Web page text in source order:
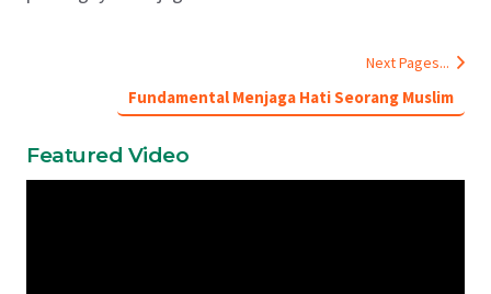
Next Pages...
Fundamental Menjaga Hati Seorang Muslim
Featured Video